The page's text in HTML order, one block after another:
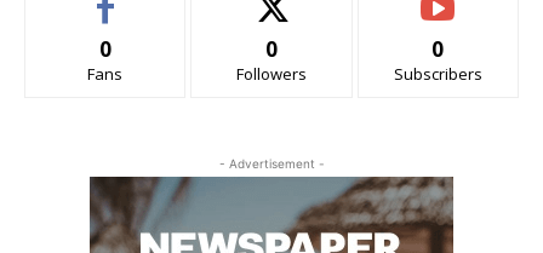
0
Fans
0
Followers
0
Subscribers
- Advertisement -